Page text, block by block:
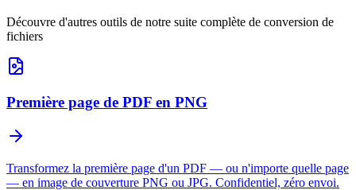
Découvre d'autres outils de notre suite complète de conversion de
fichiers
Première page de PDF en PNG
Transformez la première page d'un PDF — ou n'importe quelle page
— en image de couverture PNG ou JPG. Confidentiel, zéro envoi.